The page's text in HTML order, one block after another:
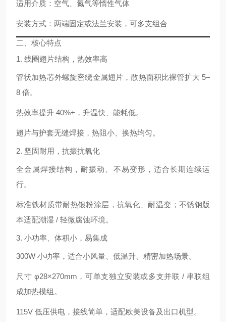
适用介质 ：空气、氮气等惰性气体
安装方式 ：两端固定或法兰安装，可多支组合
二、核心特点
1. 线圈翅片结构，热效率高
管状加热芯外螺旋密绕金属翅片 ，散热面积比裸管扩大 5–
8 倍。
热效率提升 40%+ ，升温快、能耗低。
翅片与护套无缝焊接 ，热阻小、换热均匀。
2. 坚固耐用，抗振抗氧化
全金属焊接结构， 耐振动、不易变形 ，适合长期连续运
行。
标准铁材质带耐热银粉涂层 ，抗氧化、耐温变；不锈钢版
本适配潮湿 / 轻微腐蚀环境。
3. 小功率、体积小，易集成
300W 小功率 ，适合小风量、低温升、精密加热场景。
尺寸 φ28×270mm，可单支独立安装或多支并联 / 串联组
成加热模组。
115V 低压供电 ，接线简单，适配欧美设备及出口机型。